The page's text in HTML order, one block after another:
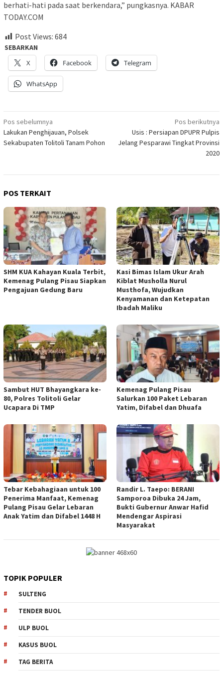
berhati-hati pada saat berkendara,” pungkasnya. KABAR
TODAY.COM
Post Views: 684
SEBARKAN
X
Facebook Telegram
WhatsApp
Navigasi
pos
Pos sebelumnya
Lakukan Penghijauan, Polsek
Sekabupaten Tolitoli Tanam Pohon
Pos berikutnya
Usis : Persiapan DPUPR Pulpis
Jelang Pesparawi Tingkat Provinsi
2020
POS TERKAIT
SHM KUA Kahayan Kuala Terbit,
Kemenag Pulang Pisau Siapkan
Pengajuan Gedung Baru
Kasi Bimas Islam Ukur Arah
Kiblat Musholla Nurul
Musthofa, Wujudkan
Kenyamanan dan Ketepatan
Ibadah Maliku
Sambut HUT Bhayangkara ke-
80, Polres Tolitoli Gelar
Ucapara Di TMP
Kemenag Pulang Pisau
Salurkan 100 Paket Lebaran
Yatim, Difabel dan Dhuafa
Tebar Kebahagiaan untuk 100
Penerima Manfaat, Kemenag
Pulang Pisau Gelar Lebaran
Anak Yatim dan Difabel 1448 H
Randir L. Taepo: BERANI
Samporoa Dibuka 24 Jam,
Bukti Gubernur Anwar Hafid
Mendengar Aspirasi
Masyarakat
TOPIK POPULER
SULTENG
TENDER BUOL
ULP BUOL
KASUS BUOL
TAG BERITA